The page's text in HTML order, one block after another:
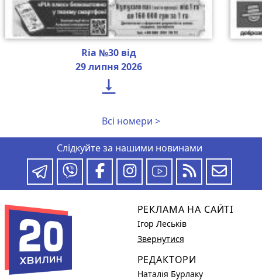
Ria №30 від
29 липня 2026

Всі номери >
Слідкуйте за нашими новинами
РЕКЛАМА НА САЙТІ
Ігор Леськів
Звернутися
РЕДАКТОРИ
Наталія Бурлаку